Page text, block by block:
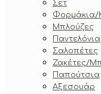
Σετ
Φορμάκια/
Μπλούζες
Παντελόνια
Σαλοπέτες
Ζακέτες/
Παπούτσια
Αξεσουάρ